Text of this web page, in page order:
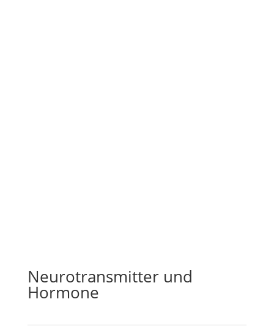
Neurotransmitter und
Hormone